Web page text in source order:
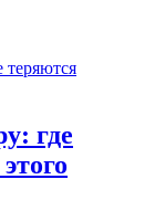
где